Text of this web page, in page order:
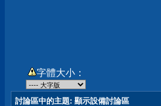
字體大小：
討論區中的主題: 顯示設備討論區